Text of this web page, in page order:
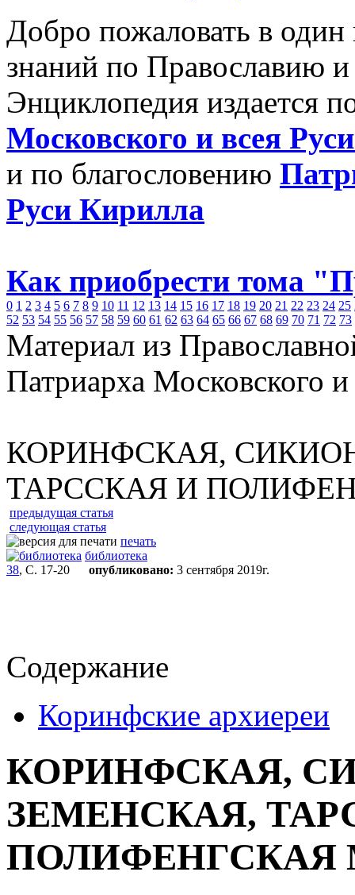
Добро пожаловать в
знаний по Православию
Энциклопедия издается
Московского и всея
и по благословению
Руси Кирилла
Как приобрести тома
0 1 2 3 4 5 6 7 8 9 10 11 12 13 14 15 16 17 18 19 20 21 22 23 24 25
52 53 54 55 56 57 58 59 60 61 62 63 64 65 66 67 68 69 70 71 72 73
Материал из
Патриарха Московского
КОРИНФСКАЯ,
ТАРССКАЯ И
предыдущая статья
следующая статья
печать
библиотека
38, С. 17-20 опубликовано: 3 сентября 2019г.
Содержание
Коринфские архиереи
КОРИНФСКАЯ,
ЗЕМЕНСКАЯ,
ПОЛИФЕНГСКАЯ